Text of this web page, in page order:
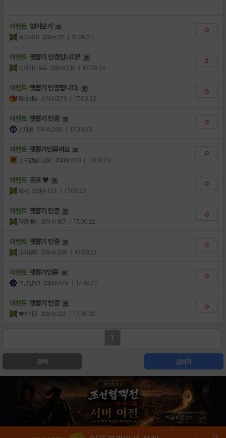
이벤트 입어보기
쿄GG0R 조회수:111 | 17.09.24
0
이벤트 펫뽑기 인증입니다!!
싯카이시로요 조회수:315 | 17.09.24
2
이벤트 펫뽑기 인증합니다.
Rozelia 조회수:279 | 17.09.23
0
이벤트 펫뽑기 인증
스피큘 조회수:286 | 17.09.23
0
이벤트 펫뽑기인증이요
광포한날다람쥐 조회수:220 | 17.09.23
0
이벤트 흐흐 ♥
화사 조회수:135 | 17.09.23
0
이벤트 펫뽑기 인증
검정개미 조회수:187 | 17.09.22
0
이벤트 펫뽑기 인증
소화불량 조회수:339 | 17.09.22
0
이벤트 펫뽑기인증
그냥법사1 조회수:179 | 17.09.22
0
이벤트 펫뽑기 인증
♥츠키코 조회수:222 | 17.09.22
0
1
검색 글쓰기